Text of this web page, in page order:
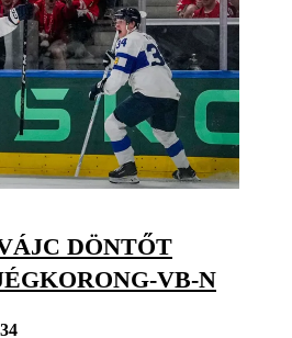
DÖNTŐT
VB-N